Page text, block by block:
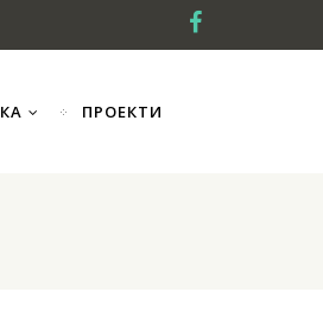
ПРОЕКТИ